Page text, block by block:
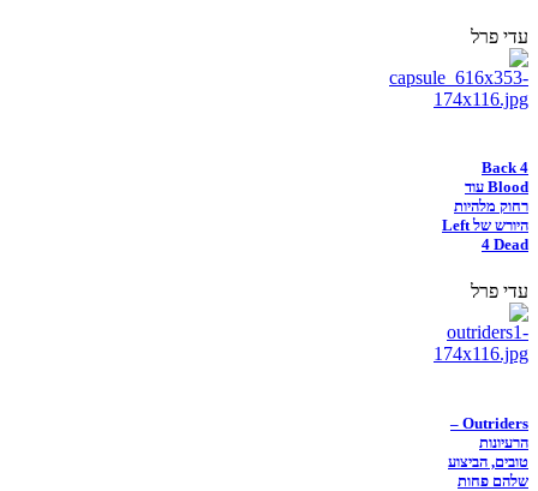
עדי פרל
Back 4
Blood עוד
רחוק מלהיות
היורש של Left
4 Dead
עדי פרל
Outriders –
הרעיונות
טובים, הביצוע
שלהם פחות